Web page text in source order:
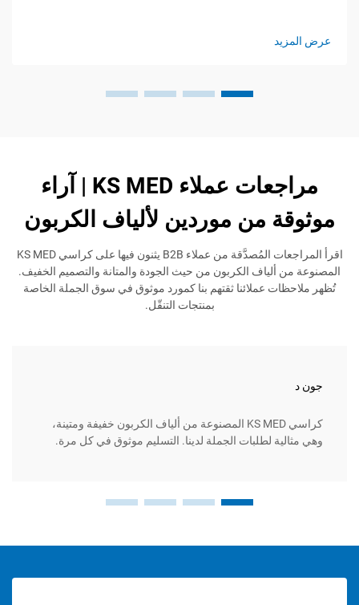
مراجعات عملاء KS MED | آراء
من موردين لألياف الكربون
اقرأ المراجعات المُصدَّقة من عملاء B2B يثنون فيها على كراسي KS MED
ألياف الكربون من حيث الجودة والمتانة والتصميم الخفيف.
عملائنا ثقتهم بنا كمورد موثوق في سوق الجملة الخاصة
كراسي KS MED المصنوعة من ألياف الكربون خفيفة ومتينة،
لطلبات الجملة لدينا. التسليم موثوق في كل مرة.